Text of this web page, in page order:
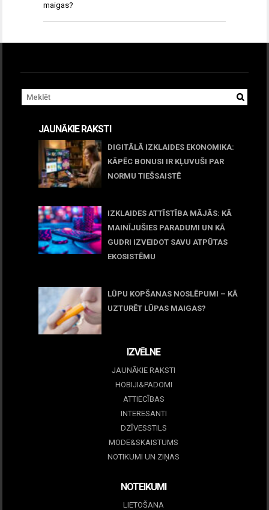
maigas?
JAUNĀKIE RAKSTI
DIGITĀLĀ IZKLAIDES EKONOMIKA:
KĀPĒC BONUSI IR KĻUVUŠI PAR
NORMU TIEŠSAISTĒ
IZKLAIDES ATTĪSTĪBA MĀJĀS: KĀ
MAINĪJUŠIES PARADUMI UN KĀ
GUDRI IZVEIDOT SAVU ATPŪTAS
EKOSISTĒMU
LŪPU KOPŠANAS NOSLĒPUMI – KĀ
UZTURĒT LŪPAS MAIGAS?
IZVĒLNE
JAUNĀKIE RAKSTI
HOBIJI&PADOMI
ATTIECĪBAS
INTERESANTI
DZĪVESSTILS
MODE&SKAISTUMS
NOTIKUMI UN ZIŅAS
NOTEIKUMI
LIETOŠANA